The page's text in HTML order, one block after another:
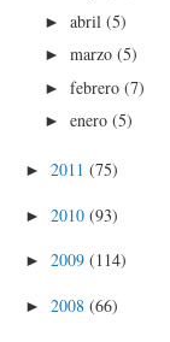
►abril(5)
►marzo(5)
►febrero(7)
►enero(5)
► 2011 (75)
► 2010 (93)
► 2009 (114)
► 2008 (66)